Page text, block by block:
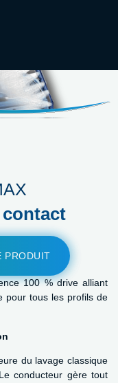
PRODUIT
100 % drive alliant
pour tous les profils de
du lavage classique
conducteur gère tout